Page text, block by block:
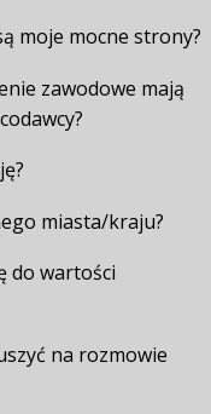
▼
▼
moje mocne strony?
zawodowe mają
miasta/kraju?
do wartości
na rozmowie